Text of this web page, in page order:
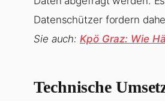
Datenschützer fordern
Sie auch:Kpö Graz: Wie
Technische